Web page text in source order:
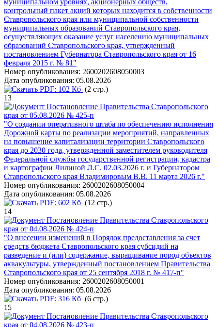
муниципальном уровнях, акционерных обществ,
контрольный пакет акций которых находится в собственности
Ставропольского края или муниципальной собственности
муниципальных образований Ставропольского края,
осуществляющих оказание услуг населению муниципальных
образований Ставропольского края, утвержденный
постановлением Губернатора Ставропольского края от 16
февраля 2015 г. № 81"
Номер опубликования: 2600202608050003
Дата опубликования: 05.08.2026
PDF: 102 Кб (2 стр.)
13
Постановление Правительства Ставропольского
края от 05.08.2026 № 425-п
"О создании оперативного штаба по обеспечению исполнения
Дорожной карты по реализации мероприятий, направленных
на повышение капитализации территории Ставропольского
края до 2030 года, утвержденной заместителем руководителя
Федеральной службы государственной регистрации, кадастра
и картографии Лилиной Л.С. 02.03.2026 г. и Губернатором
Ставропольского края Владимировым В.В. 11 марта 2026 г."
Номер опубликования: 2600202608050004
Дата опубликования: 05.08.2026
PDF: 602 Кб (12 стр.)
14
Постановление Правительства Ставропольского
края от 04.08.2026 № 424-п
"О внесении изменений в Порядок предоставления за счет
средств бюджета Ставропольского края субсидий на
разведение и (или) содержание, выращивание пород объектов
аквакультуры, утвержденный постановлением Правительства
Ставропольского края от 25 сентября 2018 г. № 417-п"
Номер опубликования: 2600202608050001
Дата опубликования: 05.08.2026
PDF: 316 Кб (6 стр.)
15
Постановление Правительства Ставропольского
края от 04.08.2026 № 423-п